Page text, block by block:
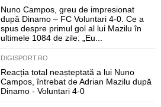
Nuno Campos, greu de impresionat
după Dinamo – FC Voluntari 4-0. Ce a
spus despre primul gol al lui Mazilu în
ultimele 1084 de zile: „Eu...
DIGISPORT.RO
Reacția total neașteptată a lui Nuno
Campos, întrebat de Adrian Mazilu după
Dinamo - Voluntari 4-0